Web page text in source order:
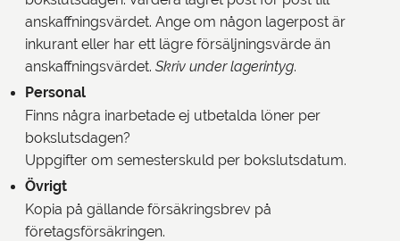
anskaffningsvärdet. Ange om någon lagerpost är
inkurant eller har ett lägre försäljningsvärde än
anskaffningsvärdet. Skriv under lagerintyg.
Personal
Finns några inarbetade ej utbetalda löner per
bokslutsdagen?
Uppgifter om semesterskuld per bokslutsdatum.
Övrigt
Kopia på gällande försäkringsbrev på
företagsförsäkringen.